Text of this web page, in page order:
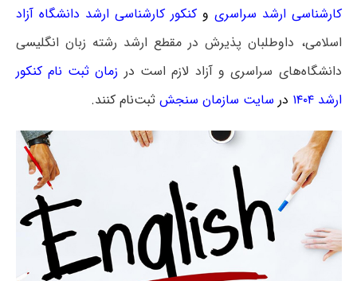
کارشناسی ارشد سراسری وکنکور کارشناسی ارشد دانشگاه آزاد
اسلامی، داوطلبان پذیرش در مقطع ارشد رشته زبان انگلیسی
دانشگاه‌های سراسری و آزاد لازم است در زمان ثبت نام کنکور
ارشد ۱۴۰۴
در سایت سازمان سنجش ثبت‌نام کنند.